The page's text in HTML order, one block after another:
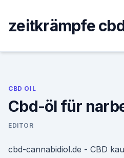
content
zeitkrämpfe
CBD OIL
Cbd-öl für
EDITOR
cbd-cannabidiol.de - CBD